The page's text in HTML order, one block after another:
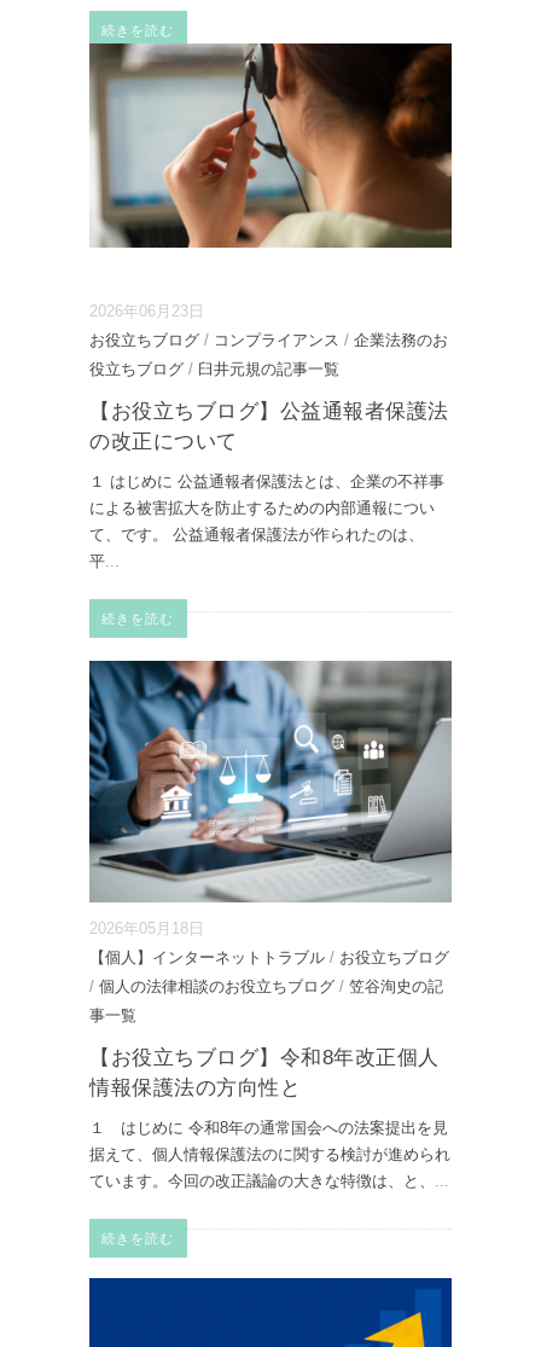
続きを読む
2026年06月23日
お役立ちブログ / コンプライアンス / 企業法務のお
役立ちブログ / 臼井元規の記事一覧
【お役立ちブログ】公益通報者保護法
の改正について
１ はじめに 公益通報者保護法とは、企業の不祥事
による被害拡大を防止するための内部通報につい
て、です。 公益通報者保護法が作られたのは、
平...
続きを読む
2026年05月18日
【個人】インターネットトラブル / お役立ちブログ
/ 個人の法律相談のお役立ちブログ / 笠谷洵史の記
事一覧
【お役立ちブログ】令和8年改正個人
情報保護法の方向性と
１ はじめに 令和8年の通常国会への法案提出を見
据えて、個人情報保護法のに関する検討が進められ
ています。今回の改正議論の大きな特徴は、と、 ...
続きを読む